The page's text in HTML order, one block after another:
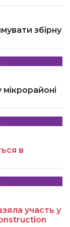
збірну
в
участь у